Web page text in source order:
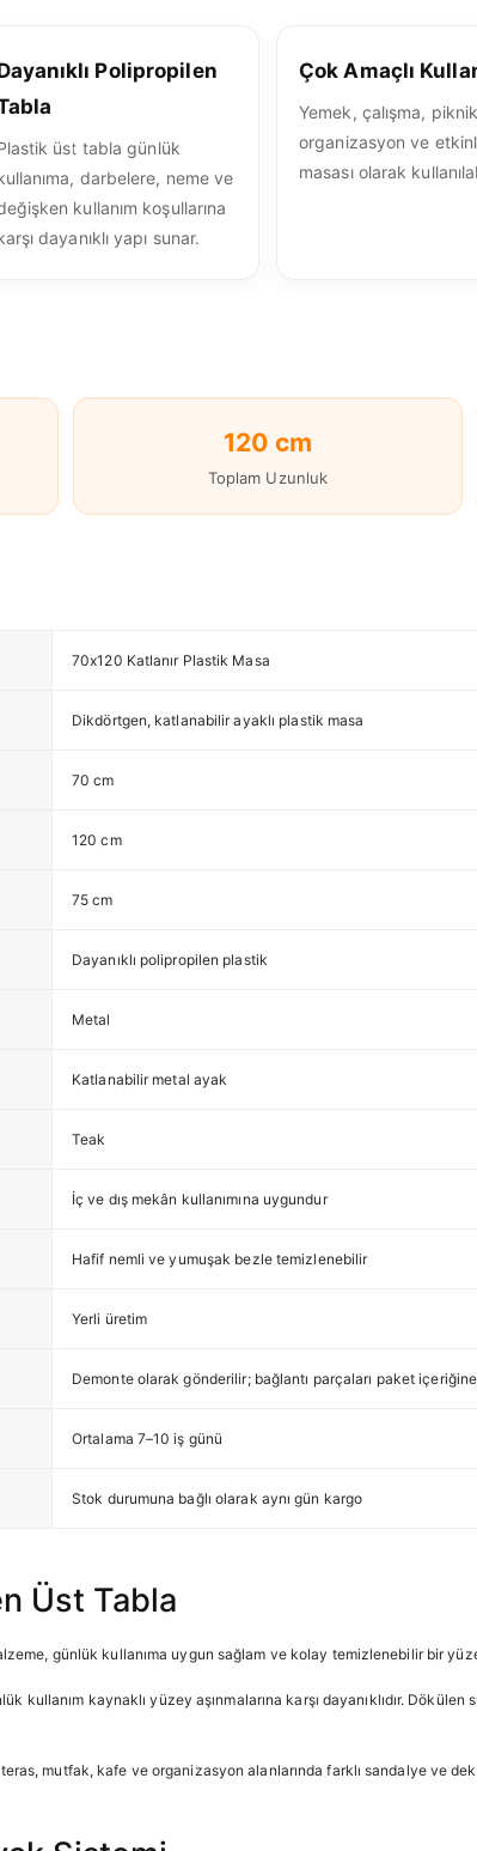
Polipropilen
üst tabla günlük
darbelere, neme ve
kullanım koşullarına
dayanıklı yapı sunar.
Çok Amaçlı
Yemek, çalışma,
organizasyon ve
masası olarak
120 cm
Toplam Uzunluk
70x120 Katlanır Plastik Masa
Dikdörtgen, katlanabilir ayaklı plastik masa
70 cm
120 cm
75 cm
Dayanıklı polipropilen plastik
Metal
Katlanabilir metal ayak
Teak
İç ve dış mekân kullanımına uygundur
Hafif nemli ve yumuşak bezle temizlenebilir
Yerli üretim
Demonte olarak gönderilir; bağlantı parçaları paket
Ortalama 7–10 iş günü
Stok durumuna bağlı olarak aynı gün kargo
Üst Tabla
günlük kullanıma uygun sağlam ve kolay temizlenebilir bir
kullanım kaynaklı yüzey aşınmalarına karşı dayanıklıdır.
mutfak, kafe ve organizasyon alanlarında farklı sandalye ve